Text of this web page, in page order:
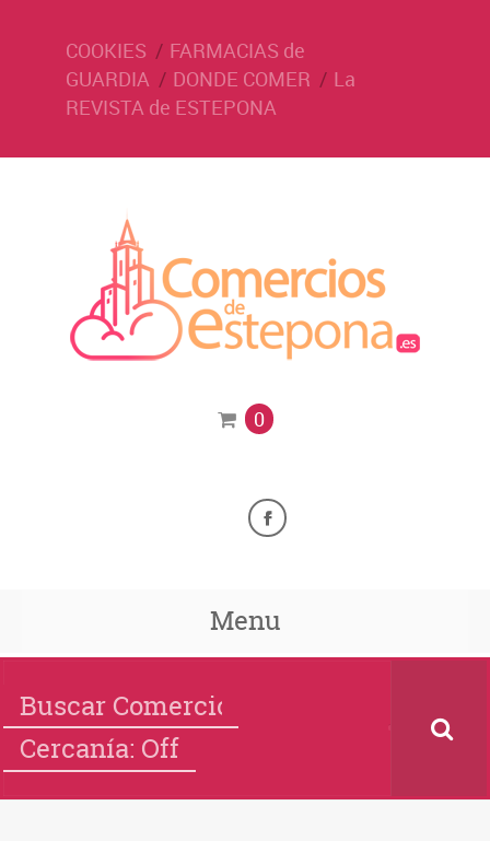
COOKIES
FARMACIAS de
GUARDIA
DONDE COMER
La
REVISTA de ESTEPONA
0
Menu
Cercanía: Off